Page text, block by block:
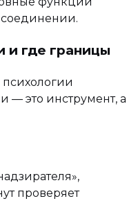
и где границы
— это инструмент, а
проверяет